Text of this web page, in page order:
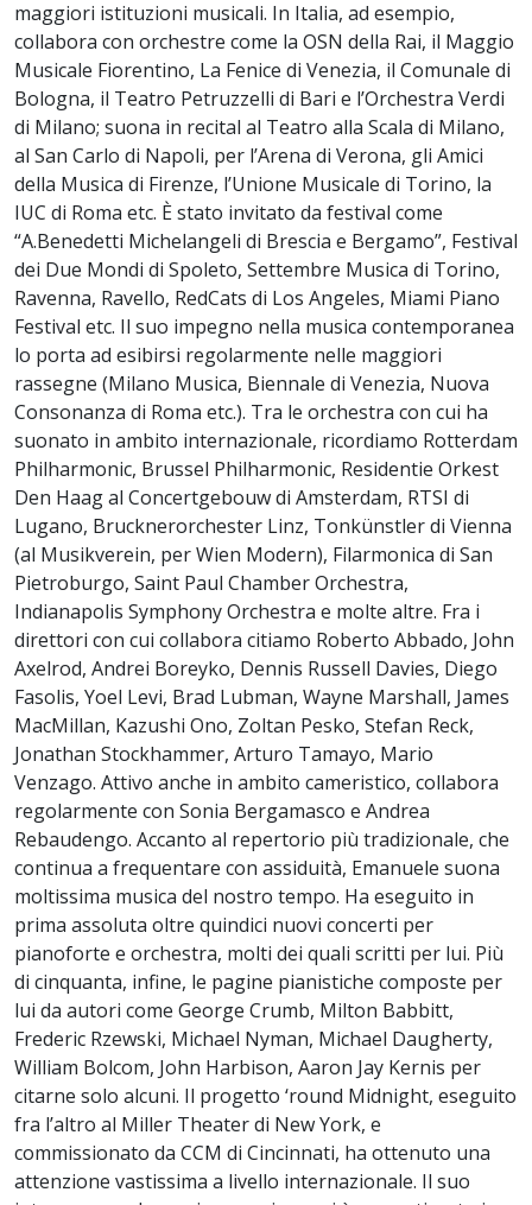
maggiori istituzioni musicali. In Italia, ad esempio,
collabora con orchestre come la OSN della Rai, il Maggio
Musicale Fiorentino, La Fenice di Venezia, il Comunale di
Bologna, il Teatro Petruzzelli di Bari e l’Orchestra Verdi
di Milano; suona in recital al Teatro alla Scala di Milano,
al San Carlo di Napoli, per l’Arena di Verona, gli Amici
della Musica di Firenze, l’Unione Musicale di Torino, la
IUC di Roma etc. È stato invitato da festival come
“A.Benedetti Michelangeli di Brescia e Bergamo”, Festival
dei Due Mondi di Spoleto, Settembre Musica di Torino,
Ravenna, Ravello, RedCats di Los Angeles, Miami Piano
Festival etc. Il suo impegno nella musica contemporanea
lo porta ad esibirsi regolarmente nelle maggiori
rassegne (Milano Musica, Biennale di Venezia, Nuova
Consonanza di Roma etc.). Tra le orchestra con cui ha
suonato in ambito internazionale, ricordiamo Rotterdam
Philharmonic, Brussel Philharmonic, Residentie Orkest
Den Haag al Concertgebouw di Amsterdam, RTSI di
Lugano, Brucknerorchester Linz, Tonkünstler di Vienna
(al Musikverein, per Wien Modern), Filarmonica di San
Pietroburgo, Saint Paul Chamber Orchestra,
Indianapolis Symphony Orchestra e molte altre. Fra i
direttori con cui collabora citiamo Roberto Abbado, John
Axelrod, Andrei Boreyko, Dennis Russell Davies, Diego
Fasolis, Yoel Levi, Brad Lubman, Wayne Marshall, James
MacMillan, Kazushi Ono, Zoltan Pesko, Stefan Reck,
Jonathan Stockhammer, Arturo Tamayo, Mario
Venzago. Attivo anche in ambito cameristico, collabora
regolarmente con Sonia Bergamasco e Andrea
Rebaudengo. Accanto al repertorio più tradizionale, che
continua a frequentare con assiduità, Emanuele suona
moltissima musica del nostro tempo. Ha eseguito in
prima assoluta oltre quindici nuovi concerti per
pianoforte e orchestra, molti dei quali scritti per lui. Più
di cinquanta, infine, le pagine pianistiche composte per
lui da autori come George Crumb, Milton Babbitt,
Frederic Rzewski, Michael Nyman, Michael Daugherty,
William Bolcom, John Harbison, Aaron Jay Kernis per
citarne solo alcuni. Il progetto ‘round Midnight, eseguito
fra l’altro al Miller Theater di New York, e
commissionato da CCM di Cincinnati, ha ottenuto una
attenzione vastissima a livello internazionale. Il suo